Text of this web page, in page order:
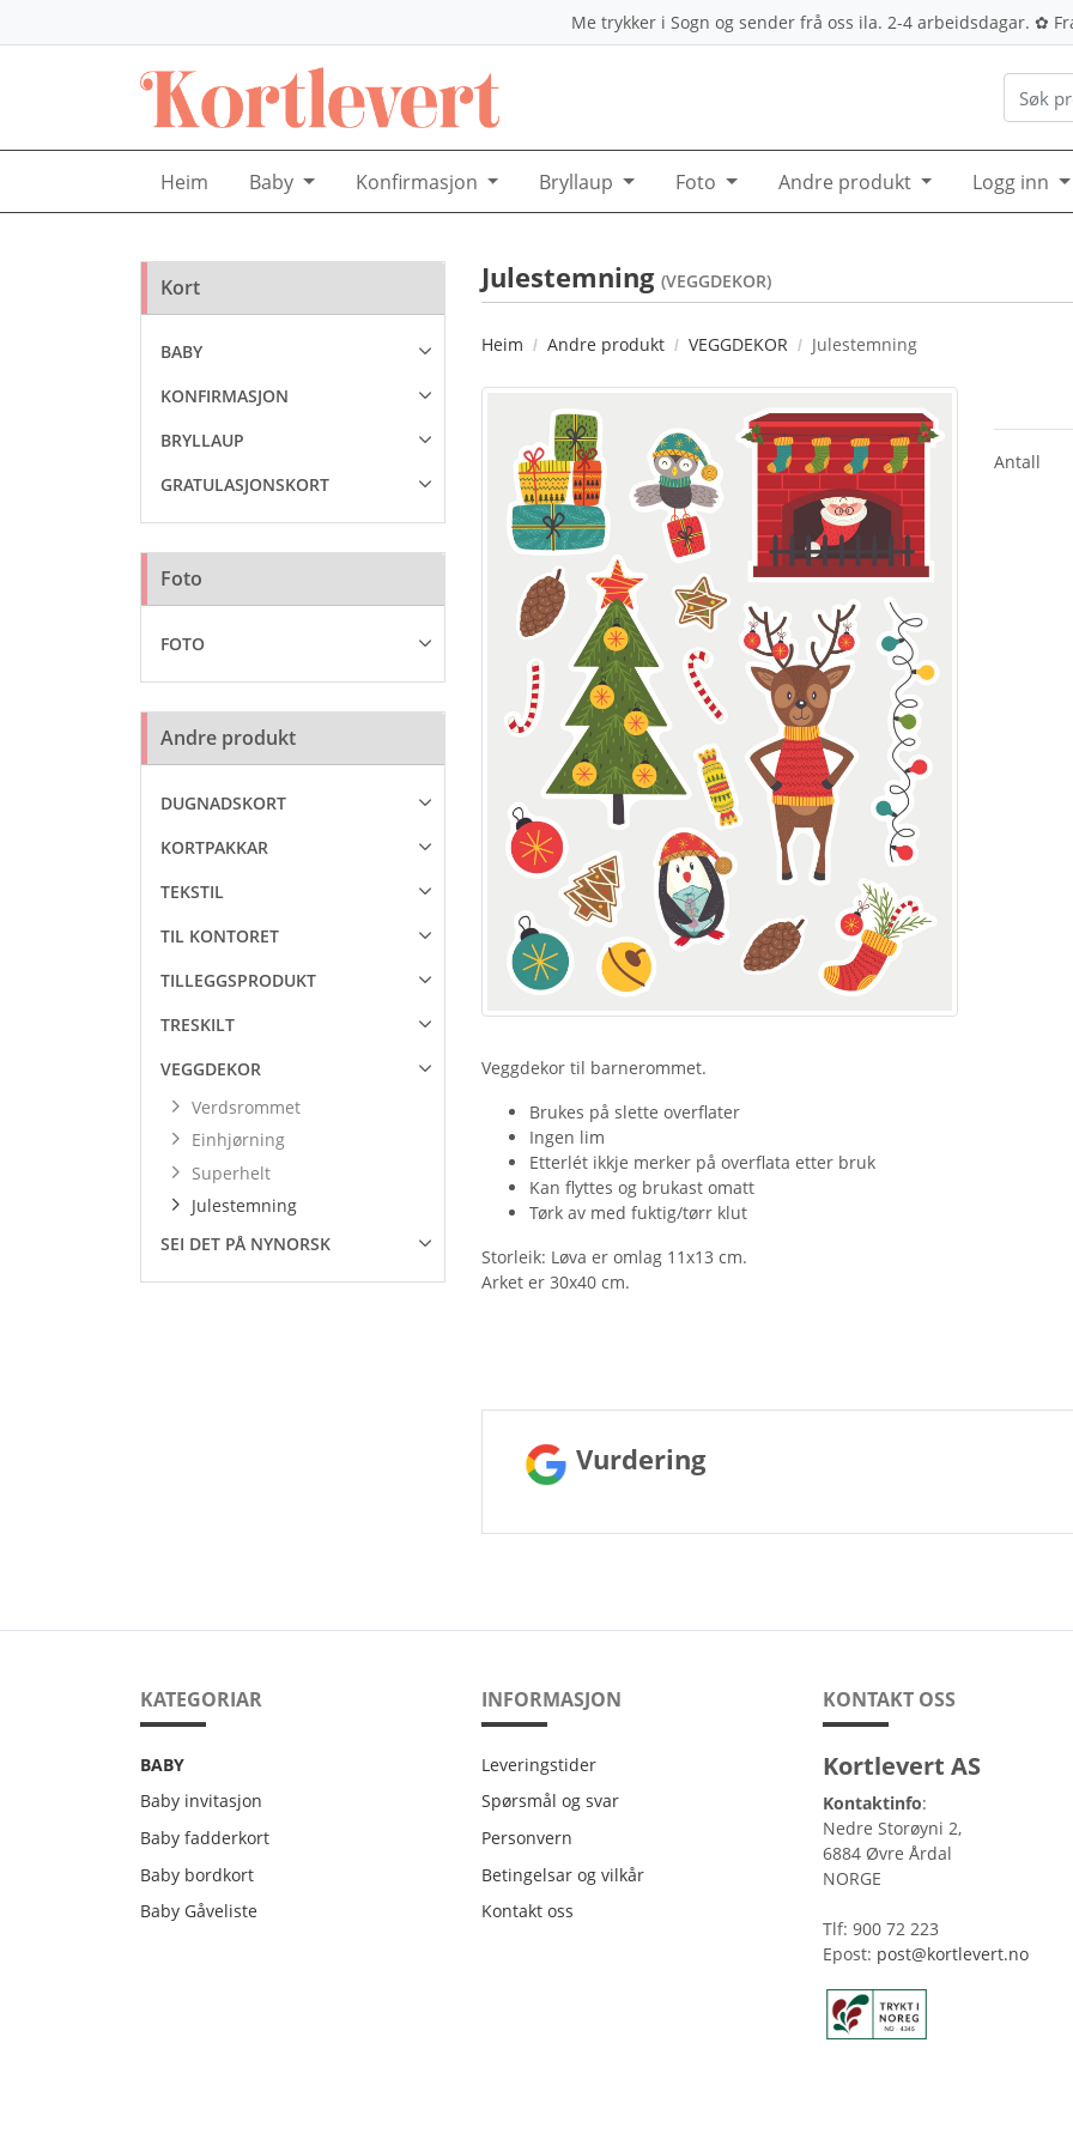
Me trykker i Sogn og sender frå oss ila. 2-4 arbeidsdagar. ✿
Heim Baby Konfirmasjon Bryllaup Foto Andre produkt Logg inn
Kort
BABY
KONFIRMASJON
BRYLLAUP
GRATULASJONSKORT
Foto
FOTO
Andre produkt
DUGNADSKORT
KORTPAKKAR
TEKSTIL
TIL KONTORET
TILLEGGSPRODUKT
TRESKILT
VEGGDEKOR
Verdsrommet
Einhjørning
Superhelt
Julestemning
SEI DET PÅ NYNORSK
Julestemning (VEGGDEKOR)
Heim Andre produkt VEGGDEKOR Julestemning
Veggdekor til barnerommet.
Brukes på slette overflater
Ingen lim
Etterlét ikkje merker på overflata etter bruk
Kan flyttes og brukast omatt
Tørk av med fuktig/tørr klut
Storleik: Løva er omlag 11x13 cm.
Arket er 30x40 cm.
Antall
Vurdering
KATEGORIAR
BABY
Baby invitasjon
Baby fadderkort
Baby bordkort
Baby Gåveliste
INFORMASJON
Leveringstider
Leveringstider
Spørsmål og svar
Personvern
Personvern
Betingelsar og vilkår
Betingelsar og vilkår
Kontakt oss
Kontakt oss
KONTAKT OSS
Kortlevert AS
Kontaktinfo:
Nedre Storøyni 2,
6884 Øvre Årdal
NORGE
Tlf: 900 72 223
Epost: post@kortlevert.no